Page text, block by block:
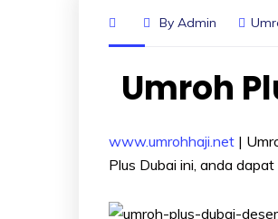
By Admin
Umroh
www.umrohhaji.net |
Plus Dubai ini, anda